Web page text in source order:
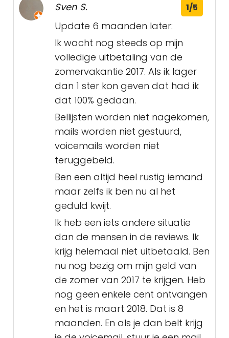
Sven S. 1/5
Update 6 maanden later:
Ik wacht nog steeds op mijn
volledige uitbetaling van de
zomervakantie 2017. Als ik lager
dan 1 ster kon geven dat had ik
dat 100% gedaan.
Bellijsten worden niet nagekomen,
mails worden niet gestuurd,
voicemails worden niet
teruggebeld.
Ben een altijd heel rustig iemand
maar zelfs ik ben nu al het
geduld kwijt.
Ik heb een iets andere situatie
dan de mensen in de reviews. Ik
krijg helemaal niet uitbetaald. Ben
nu nog bezig om mijn geld van
de zomer van 2017 te krijgen. Heb
nog geen enkele cent ontvangen
en het is maart 2018. Dat is 8
maanden. En als je dan belt krijg